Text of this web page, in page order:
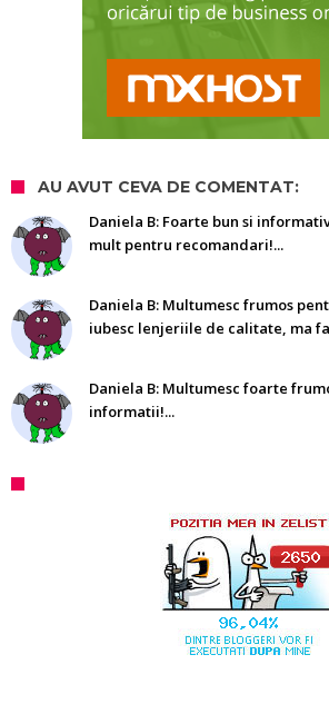
AU AVUT CEVA DE COMENTAT:
Daniela B: Foarte bun si
mult pentru recomandari!...
Daniela B: Multumesc frumos
iubesc lenjeriile de calitate, ma
Daniela B: Multumesc foarte
informatii!...